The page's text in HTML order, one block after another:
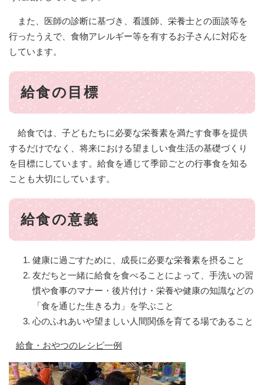
また、医師の診断に基づき、看護師、栄養士との面談等を
行ったうえで、食物アレルギー等を有するお子さんに対応を
しています。
給食の目標
給食では、子どもたちに必要な栄養素を満たす食事を提供
するだけでなく、将来における望ましい食生活の基礎づくり
を目標にしています。給食を通じて季節ごとの行事食を知る
ことも大切にしています。
給食の意義
健康に過ごすために、成長に必要な栄養素を摂ること
友だちと一緒に給食を食べることによって、手洗いの習
慣や食事のマナー・後片付け・栄養や健康の知識などの
「食を通じた生きる力」を学ぶこと
心のふれあいや望ましい人間関係を育てる場であること
給食・おやつのレシピ一例